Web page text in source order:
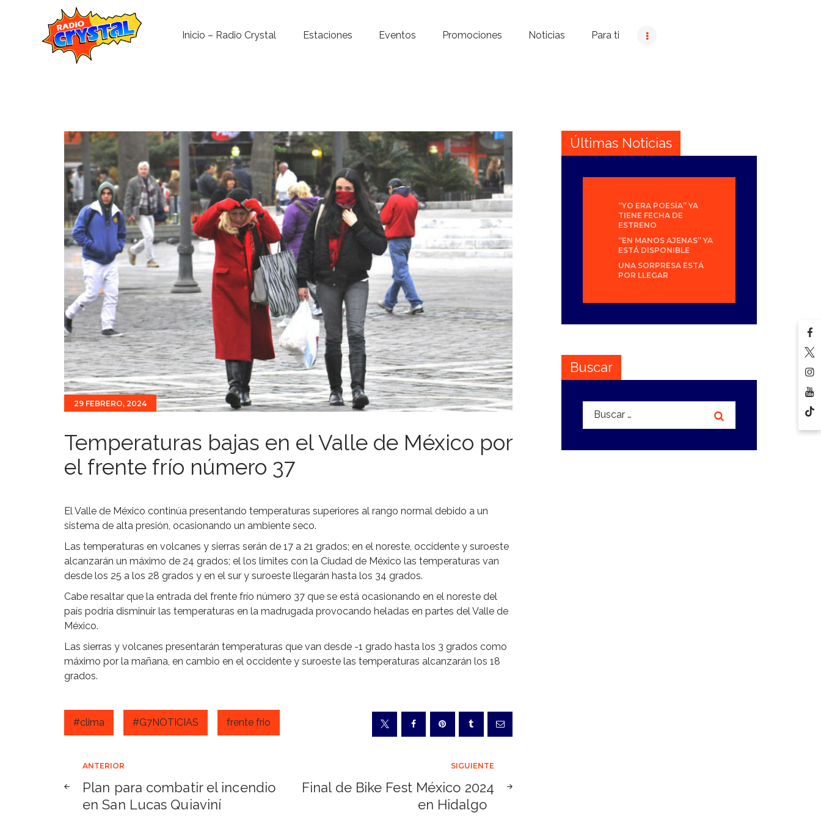
Inicio – Radio Crystal Estaciones Eventos Promociones Noticias Para ti
Noticias
Para ti
Contacto
29 FEBRERO, 2024
Temperaturas bajas en el Valle de México por
el frente frío número 37
El Valle de México continúa presentando temperaturas superiores al rango normal debido a un
sistema de alta presión, ocasionando un ambiente seco.
Las temperaturas en volcanes y sierras serán de 17 a 21 grados; en el noreste, occidente y suroeste
alcanzarán un máximo de 24 grados; el los límites con la Ciudad de México las temperaturas van
desde los 25 a los 28 grados y en el sur y suroeste llegarán hasta los 34 grados.
Cabe resaltar que la entrada del frente frío número 37 que se está ocasionando en el noreste del
país podría disminuir las temperaturas en la madrugada provocando heladas en partes del Valle de
México.
Las sierras y volcanes presentarán temperaturas que van desde -1 grado hasta los 3 grados como
máximo por la mañana, en cambio en el occidente y suroeste las temperaturas alcanzarán los 18
grados.
#clima #G7NOTICIAS frente frio
Navegación
de
ANTERIOR
Plan para combatir el incendio
en San Lucas Quiaviní
SIGUIENTE
Final de Bike Fest México 2024
en Hidalgo
Últimas Noticias
“YO ERA POESÍA” YA
TIENE FECHA DE
ESTRENO
“EN MANOS AJENAS” YA
ESTÁ DISPONIBLE
UNA SORPRESA ESTÁ
POR LLEGAR
Buscar
Buscar: